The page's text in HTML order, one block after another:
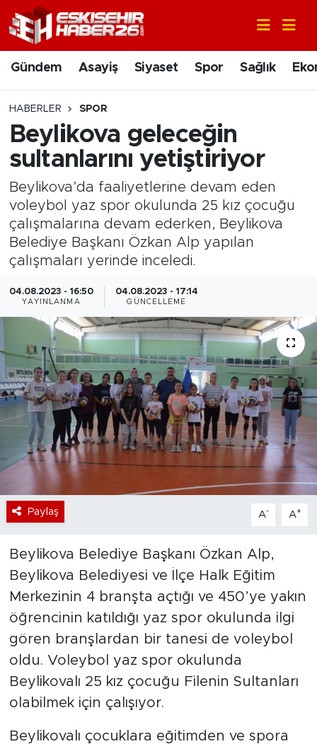
Gündem Asayiş Siyaset Spor Sağlık
HABERLER SPOR
Beylikova geleceğin
sultanlarını yetiştiriyor
Beylikova’da faaliyetlerine devam eden
voleybol yaz spor okulunda 25 kız çocuğu
çalışmalarına devam ederken, Beylikova
Belediye Başkanı Özkan Alp yapılan
çalışmaları yerinde inceledi.
04.08.2023 - 16:50
YAYINLANMA
04.08.2023 - 17:14
GÜNCELLEME
Paylaş A- A+
Beylikova Belediye Başkanı Özkan Alp,
Beylikova Belediyesi ve İlçe Halk Eğitim
Merkezinin 4 branşta açtığı ve 450’ye yakın
öğrencinin katıldığı yaz spor okulunda ilgi
gören branşlardan bir tanesi de voleybol
oldu. Voleybol yaz spor okulunda
Beylikovalı 25 kız çocuğu Filenin Sultanları
olabilmek için çalışıyor.
Beylikovalı çocuklara eğitimden ve spora
Gündem
Asayiş
Siyaset
Spor
Sağlık
Ekonomi
Sanat
Bölge
Teknoloji
Magazin
Dünya
Sektör
Nöbetçi Eczaneler
Hava Durumu
Trafik Durumu
Süper Lig Puan Durumu ve Fikstür
Tüm Manşetler
Son Dakika Haberleri
Haber Arşivi